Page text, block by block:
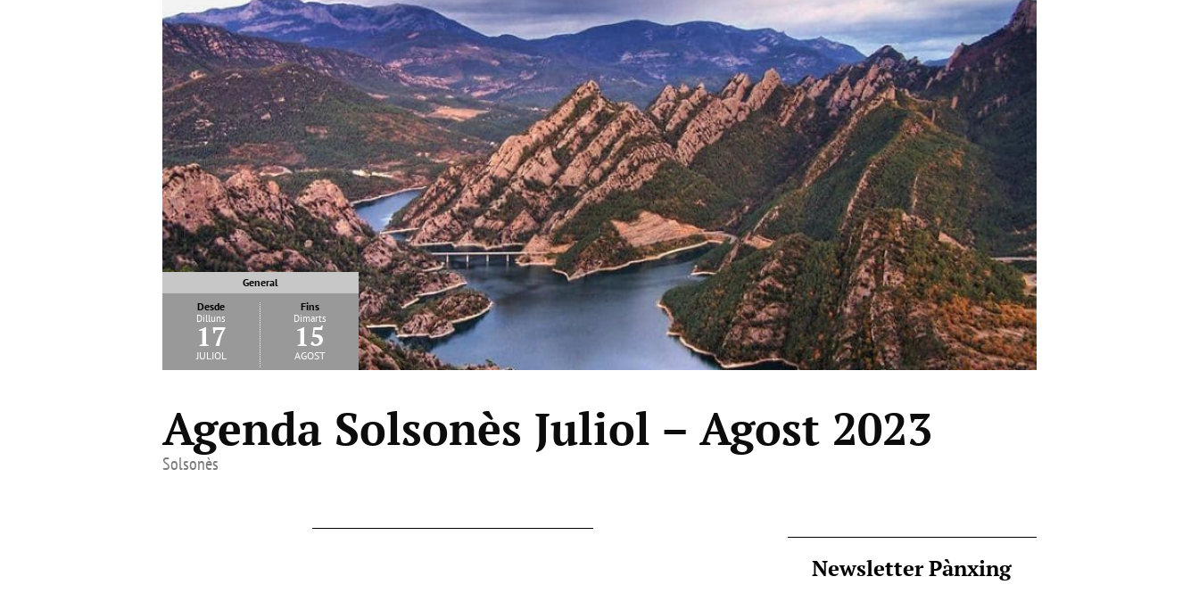
General
Desde
Dilluns
17
juliol
Fins
Dimarts
15
agost
Agenda Solsonès Juliol – Agost 2023
Solsonès
Newsletter Pànxing